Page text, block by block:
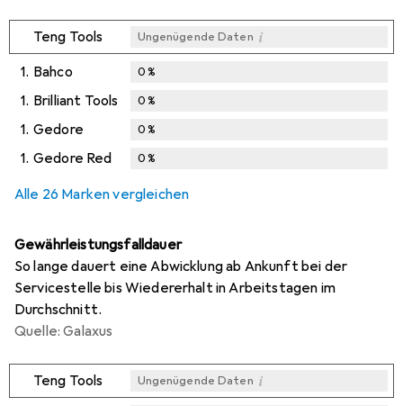
Teng Tools Ungenügende Daten i
1. Bahco 0%
1. Brilliant Tools 0%
1. Gedore 0%
1. Gedore Red 0%
Alle 26 Marken vergleichen
Gewährleistungsfalldauer
So lange dauert eine Abwicklung ab Ankunft bei der
Servicestelle bis Wiedererhalt in Arbeitstagen im
Durchschnitt.
Quelle: Galaxus
Teng Tools Ungenügende Daten i